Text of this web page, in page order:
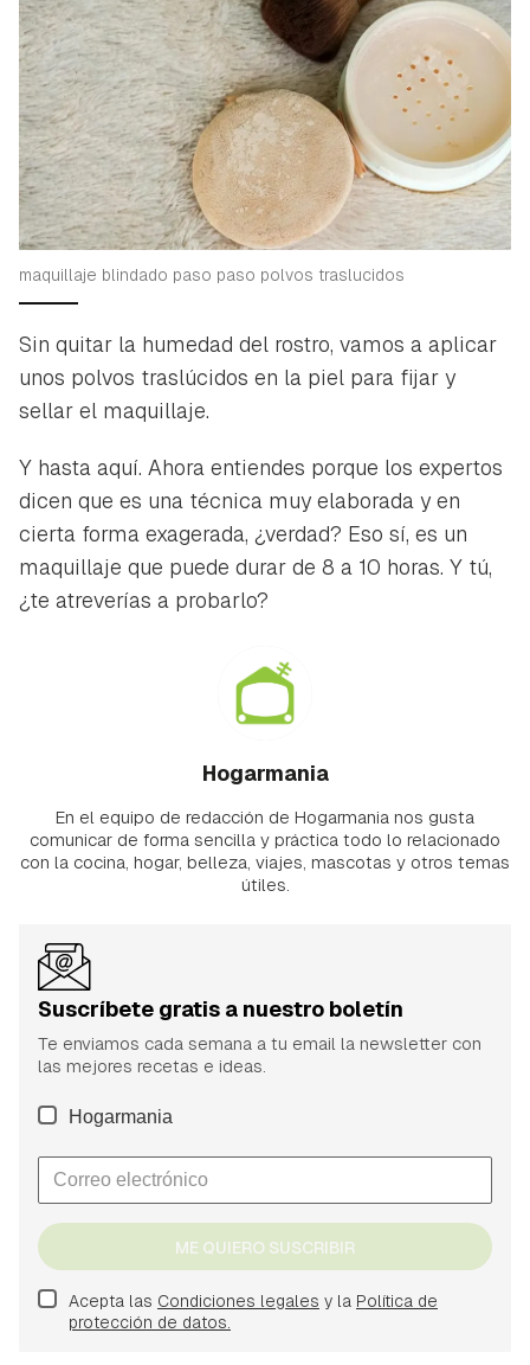
maquillaje blindado paso paso polvos traslucidos
Sin quitar la humedad del rostro, vamos a aplicar
unos polvos traslúcidos en la piel para fijar y
sellar el maquillaje.
Y hasta aquí. Ahora entiendes porque los expertos
dicen que es una técnica muy elaborada y en
cierta forma exagerada, ¿verdad? Eso sí, es un
maquillaje que puede durar de 8 a 10 horas. Y tú,
¿te atreverías a probarlo?
Hogarmania
En el equipo de redacción de Hogarmania nos gusta
comunicar de forma sencilla y práctica todo lo relacionado
con la cocina, hogar, belleza, viajes, mascotas y otros temas
útiles.
Suscríbete gratis a nuestro boletín
Te enviamos cada semana a tu email la newsletter con
las mejores recetas e ideas.
Hogarmania
ME QUIERO SUSCRIBIR
Acepta las Condiciones legales y la Política de
protección de datos.